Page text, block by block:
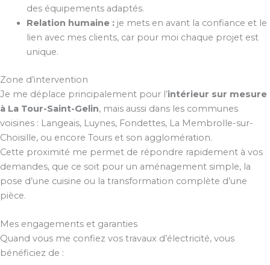
des équipements adaptés.
Relation humaine :je mets en avant la confiance et le
lien avec mes clients, car pour moi chaque projet est
unique.
Zone d’intervention
Je me déplace principalement pour l’intérieur sur mesure
à La Tour-Saint-Gelin, mais aussi dans les communes
voisines : Langeais, Luynes, Fondettes, La Membrolle-sur-
Choisille, ou encore Tours et son agglomération.
Cette proximité me permet de répondre rapidement à vos
demandes, que ce soit pour un aménagement simple, la
pose d’une cuisine ou la transformation complète d’une
pièce.
Mes engagements et garanties
Quand vous me confiez vos travaux d’électricité, vous
bénéficiez de :